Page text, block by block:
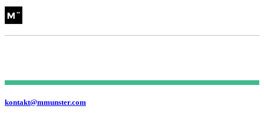
kontakt@mmunster.com